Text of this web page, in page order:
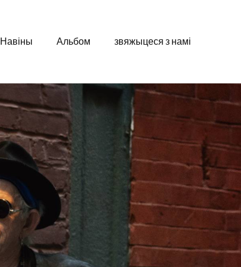
Навіны Альбом звяжыцеся з намі